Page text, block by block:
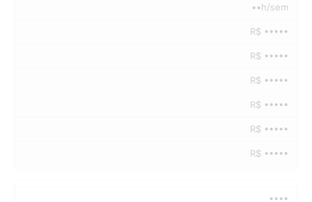
••h/sem
R$ •••••
R$ •••••
R$ •••••
R$ •••••
R$ •••••
R$ •••••
••••